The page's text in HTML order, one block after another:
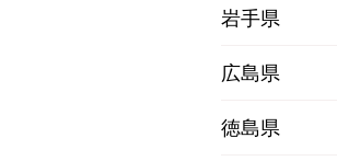
岩手県
広島県
徳島県